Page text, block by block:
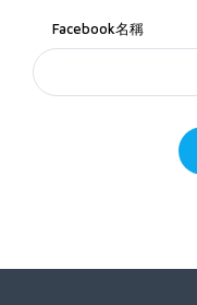
Facebook名稱